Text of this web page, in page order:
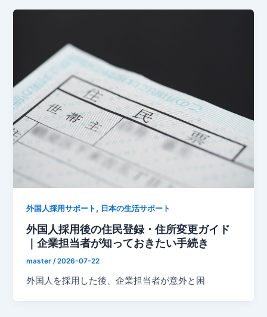
外国人採用サポート , 日本の生活サポート
外国人採用後の住民登録・住所変更ガイド
｜企業担当者が知っておきたい手続き
master/2026-07-22
外国人を採用した後、企業担当者が意外と困